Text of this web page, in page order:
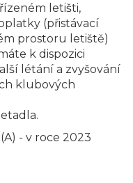
letišti,
(přistávací
prostoru letiště)
k dispozici
létání a zvyšování
klubových
- v roce 2023